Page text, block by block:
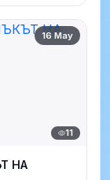
16 May
11
НА